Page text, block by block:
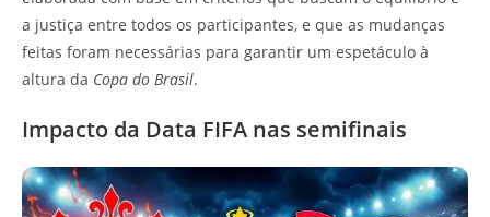
a justiça entre todos os participantes, e que as mudanças
feitas foram necessárias para garantir um espetáculo à
altura da Copa do Brasil.
Impacto da Data FIFA nas semifinais